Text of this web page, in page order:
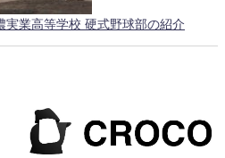
実業高等学校 硬式野球部の紹介